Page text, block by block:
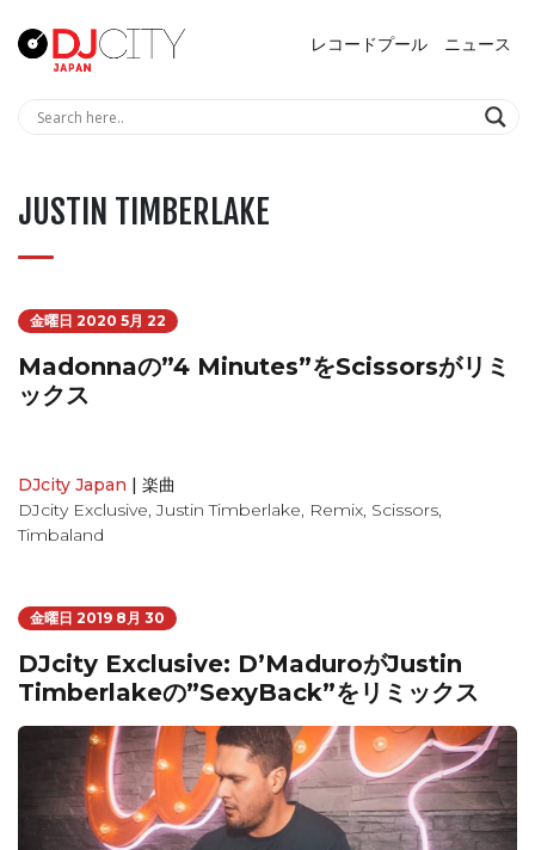
レコードプール ニュース
JUSTIN TIMBERLAKE
金曜日 2020 5月 22
Madonnaの”4 Minutes”をScissorsがリミ
ックス
DJcity Japan
楽曲
DJcity Exclusive, Justin Timberlake, Remix, Scissors,
Timbaland
金曜日 2019 8月 30
DJcity Exclusive: D’MaduroがJustin
Timberlakeの”SexyBack”をリミックス